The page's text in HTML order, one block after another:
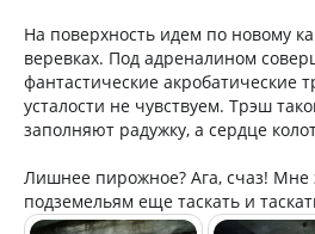
На поверхность идем по новому
веревках. Под адреналином
фантастические акробатические
усталости не чувствуем. Трэш
заполняют радужку, а сердце
Лишнее пирожное? Ага, счаз! Мне
подземельям еще таскать и